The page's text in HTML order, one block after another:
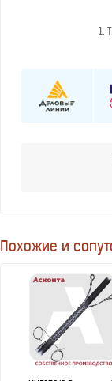
1.
Похожие и